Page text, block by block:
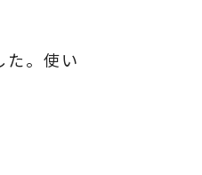
た。使い